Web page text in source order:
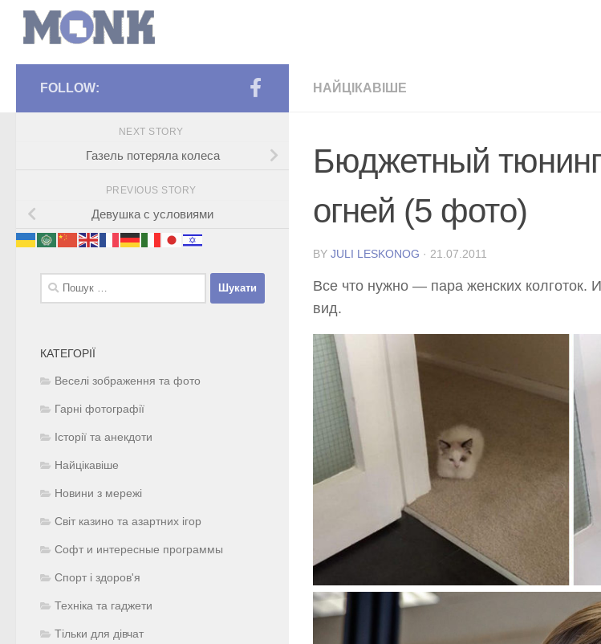
НАЙЦІКАВІШЕ
Бюджетный
огней (5 фото)
BY JULI LESKONOG · 21.07.2011
Все что нужно — пара женских колготок.
вид.
FOLLOW:
NEXT STORY
Газель потеряла колеса
PREVIOUS STORY
Девушка с условиями
Пошук:
КАТЕГОРІЇ
Веселі зображення та фото
Гарні фотографії
Історії та анекдоти
Найцікавіше
Новини з мережі
Світ казино та азартних ігор
Софт и интересные программы
Спорт і здоров'я
Техніка та гаджети
Тільки для дівчат